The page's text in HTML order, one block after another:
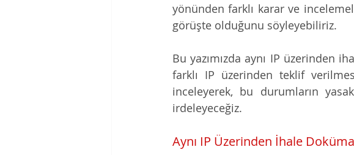
yönünden farklı karar ve
görüşte olduğunu söyleyebiliriz.
Bu yazımızda aynı IP üzerinden
farklı IP üzerinden teklif
inceleyerek, bu durumların
irdeleyeceğiz.
Aynı IP Üzerinden İhale